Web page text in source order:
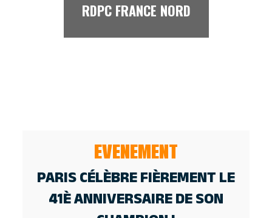
RDPC FRANCE NORD
EVENEMENT
PARIS CÉLÈBRE FIÈREMENT LE
41È ANNIVERSAIRE DE SON